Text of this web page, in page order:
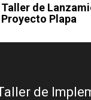
Taller de
Proyecto Plapa
de